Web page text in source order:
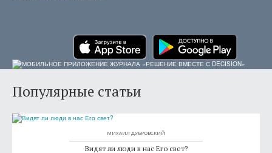
Популярные статьи
МИХАИЛ ДУБРОВСКИЙ
Видят ли люди в нас Его свет?